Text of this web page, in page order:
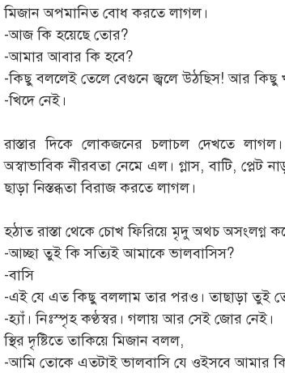
মিজান অপমানিত বোধ করতে লাগল।
-আজ কি হয়েছে তোর?
-আমার আবার কি হবে?
-কিছু বললেই তেলে বেগুনে জ্বলে উঠছিস! আর কিছু
-খিদে নেই।
রাস্তার দিকে লোকজনের চলাচল দেখতে
অস্বাভাবিক নীরবতা নেমে এল। গ্লাস, বাটি, প্লেট
ছাড়া নিস্তব্ধতা বিরাজ করতে লাগল।
হঠাত রাস্তা থেকে চোখ ফিরিয়ে মৃদু অথচ অসংলগ্ন
-আচ্ছা তুই কি সত্যিই আমাকে ভালবাসিস?
-বাসি
-এই যে এত কিছু বললাম তার পরও। তাছাড়া তুই
-হ্যাঁ। নিঃস্পৃহ কণ্ঠস্বর। গলায় আর সেই জোর নেই।
স্থির দৃষ্টিতে তাকিয়ে মিজান বলল,
-আমি তোকে এতটাই ভালবাসি যে ওইসবে আমার